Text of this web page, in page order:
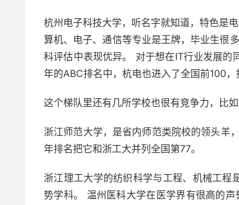
杭州电子科技大学，听名字就知道，特色是
算机、电子、通信等专业是王牌，毕业生很
科评估中表现优异。 对于想在IT行业发展
年的ABC排名中，杭电也进入了全国前100，
这个梯队里还有几所学校也很有竞争力，比
浙江师范大学，是省内师范类院校的领头羊
年排名把它和浙工大并列全国第77。
浙江理工大学的纺织科学与工程、机械工
势学科。 温州医科大学在医学界有很高的